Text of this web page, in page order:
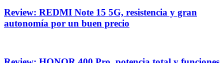
Review: REDMI Note 15 5G, resistencia y gran
autonomía por un buen precio